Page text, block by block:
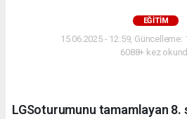
EĞITIM
15.06.2025 - 12:59, Güncelleme:
6088+ kez
LGSoturumunu tamamlayan 8.